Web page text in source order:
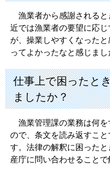
漁業者から感謝される
近では漁業者の要望に応
が、操業しやすくなった
ってよかったなと感じまし
仕事上で困ったと
ましたか？
漁業管理課の業務は何を
ので、条文を読み返すこ
す。法律の解釈に困った
産庁に問い合わせることで